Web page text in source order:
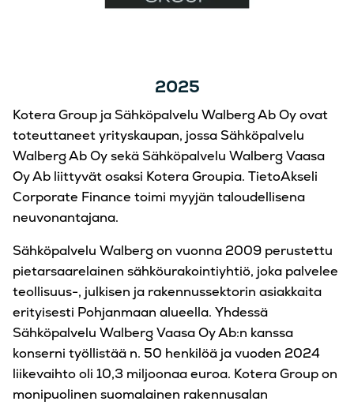
2025
Kotera Group ja Sähköpalvelu Walberg Ab Oy ovat
toteuttaneet yrityskaupan, jossa Sähköpalvelu
Walberg Ab Oy sekä Sähköpalvelu Walberg Vaasa
Oy Ab liittyvät osaksi Kotera Groupia. TietoAkseli
Corporate Finance toimi myyjän taloudellisena
neuvonantajana.
Sähköpalvelu Walberg on vuonna 2009 perustettu
pietarsaarelainen sähköurakointiyhtiö, joka palvelee
teollisuus-, julkisen ja rakennussektorin asiakkaita
erityisesti Pohjanmaan alueella. Yhdessä
Sähköpalvelu Walberg Vaasa Oy Ab:n kanssa
konserni työllistää n. 50 henkilöä ja vuoden 2024
liikevaihto oli 10,3 miljoonaa euroa. Kotera Group on
monipuolinen suomalainen rakennusalan